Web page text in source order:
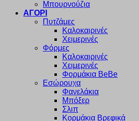
Μπουρνούζια
ΑΓΟΡΙ
Πυτζάμες
Καλοκαιρινές
Χειμερινές
Φόρμες
Καλοκαιρινές
Χειμερινές
Φορμάκια BeBe
Εσώρουχα
Φανελάκια
Μπόξερ
Σλιπ
Κορμάκια Βρεφικά